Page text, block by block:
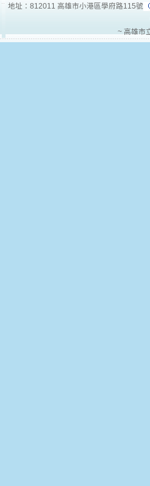
地址：812011 高雄市小港區學府路115號
~ 高雄市